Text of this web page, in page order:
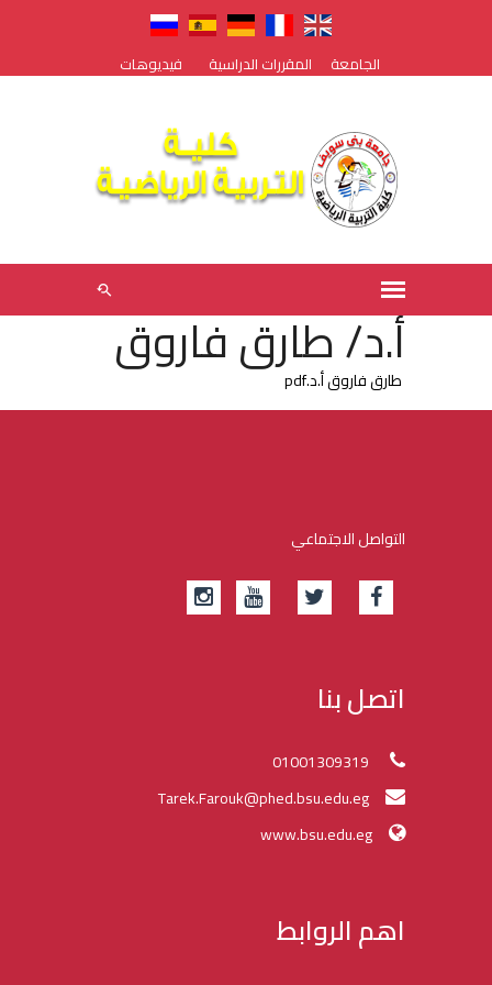
الجامعة المقررات الدراسية فيديوهات
أ.د/ طارق فاروق
طارق فاروق أ.د.pdf
التواصل الاجتماعي
اتصل بنا
www.bsu.edu.eg
اهم الروابط